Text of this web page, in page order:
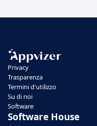
Privacy
Trasparenza
Termini d'utilizzo
Su di noi
Software
Software House